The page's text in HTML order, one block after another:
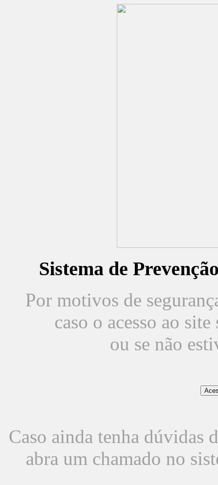
Sistema de
Por motivos de
caso o acesso ao
ou se não
Caso ainda tenha dúvidas
abra um chamado no